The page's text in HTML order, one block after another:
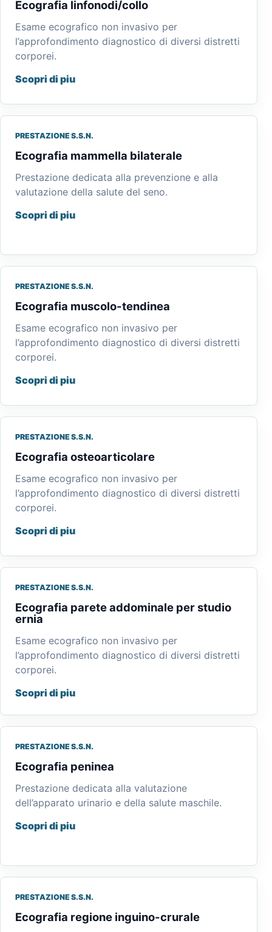
Ecografia linfonodi/collo
Esame ecografico non invasivo per
l’approfondimento diagnostico di diversi distretti
corporei.
Scopri di piu
PRESTAZIONE S.S.N.
Ecografia mammella bilaterale
Prestazione dedicata alla prevenzione e alla
valutazione della salute del seno.
Scopri di piu
PRESTAZIONE S.S.N.
Ecografia muscolo-tendinea
Esame ecografico non invasivo per
l’approfondimento diagnostico di diversi distretti
corporei.
Scopri di piu
PRESTAZIONE S.S.N.
Ecografia osteoarticolare
Esame ecografico non invasivo per
l’approfondimento diagnostico di diversi distretti
corporei.
Scopri di piu
PRESTAZIONE S.S.N.
Ecografia parete addominale per studio
ernia
Esame ecografico non invasivo per
l’approfondimento diagnostico di diversi distretti
corporei.
Scopri di piu
PRESTAZIONE S.S.N.
Ecografia peninea
Prestazione dedicata alla valutazione
dell’apparato urinario e della salute maschile.
Scopri di piu
PRESTAZIONE S.S.N.
Ecografia regione inguino-crurale